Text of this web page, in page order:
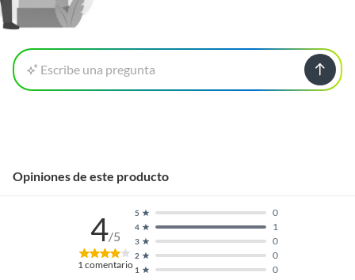
Escribe una pregunta
Opiniones de este producto
4/5
1comentario 1 0
2 0
3 0
4 1
5 0